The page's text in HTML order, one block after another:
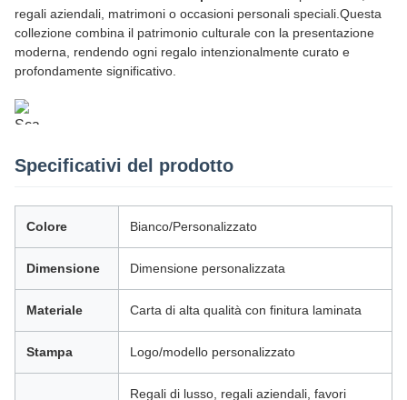
regali aziendali, matrimoni o occasioni personali speciali.Questa
collezione combina il patrimonio culturale con la presentazione
moderna, rendendo ogni regalo intenzionalmente curato e
profondamente significativo.
Specificativi del prodotto
Colore Bianco/Personalizzato
Dimensione Dimensione personalizzata
Materiale Carta di alta qualità con finitura laminata
Stampa Logo/modello personalizzato
Regali di lusso, regali aziendali, favori